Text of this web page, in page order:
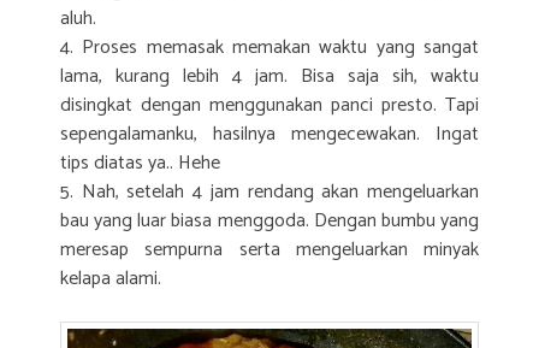
aluh.
4. Proses memasak memakan waktu yang sangat
lama, kurang lebih 4 jam. Bisa saja sih, waktu
disingkat dengan menggunakan panci presto. Tapi
sepengalamanku, hasilnya mengecewakan. Ingat
tips diatas ya.. Hehe
5. Nah, setelah 4 jam rendang akan mengeluarkan
bau yang luar biasa menggoda. Dengan bumbu yang
meresap sempurna serta mengeluarkan minyak
kelapa alami.